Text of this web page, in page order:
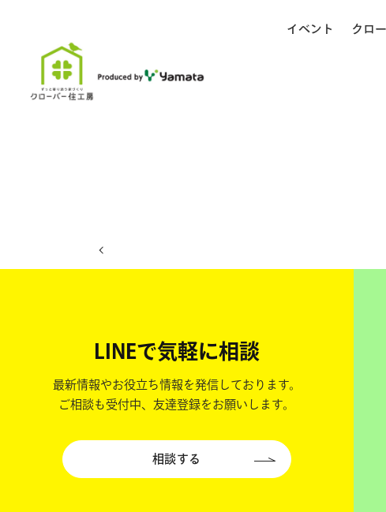
イベント クロ
ホーム イベント日程
LINEで気軽に相談
最新情報やお役立ち情報を発信しております。
ご相談も受付中、友達登録をお願いします。
相談する